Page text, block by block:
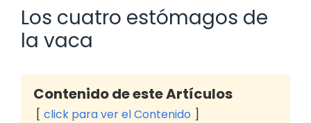
Los cuatro estómagos de
la vaca
Contenido de este Artículos
click para ver el Contenido